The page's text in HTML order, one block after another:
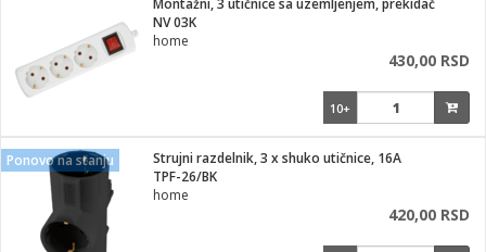
Montažni, 3 utičnice sa uzemljenjem, prekidač
NV 03K
home
430,00 RSD
10+
Ponovo na stanju
Strujni razdelnik, 3 x shuko utičnice, 16A
TPF-26/BK
home
420,00 RSD